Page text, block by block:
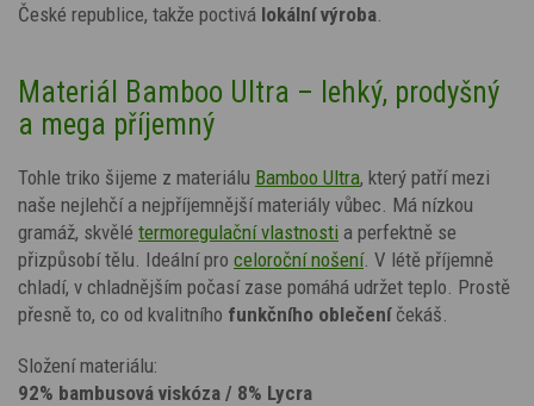
České republice, takže poctivá lokální výroba
Materiál Bamboo Ultra – lehký, prodyšný
a mega příjemný
Tohle triko šijeme z materiálu Bamboo Ultra, který patří mezi
naše nejlehčí a nejpříjemnější materiály vůbec. Má nízkou
gramáž, skvělé termoregulační vlastnosti a perfektně se
přizpůsobí tělu. Ideální pro celoroční nošení. V létě příjemně
chladí, v chladnějším počasí zase pomáhá udržet teplo. Prostě
přesně to, co od kvalitního funkčního oblečení čekáš.
Složení materiálu:
92% bambusová viskóza / 8% Lycra